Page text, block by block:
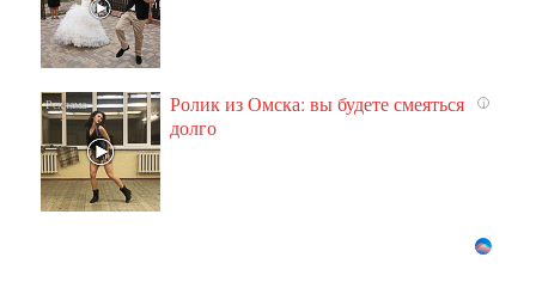
i
Ролик из Омска: вы будете смеяться
долго